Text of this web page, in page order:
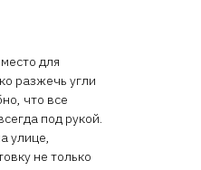
для
разжечь угли
что все
под рукой.
улице,
не только